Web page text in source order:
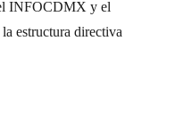
INFOCDMX y el
estructura directiva